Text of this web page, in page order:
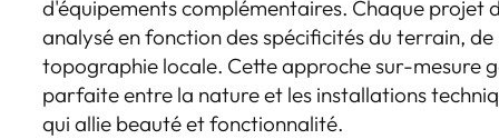
d'équipements complémentaires. Chaque projet
analysé en fonction des spécificités du terrain,
topographie locale. Cette approche sur-mesure
parfaite entre la nature et les installations
qui allie beauté et fonctionnalité.